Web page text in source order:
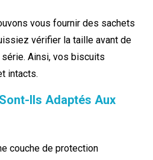
vous fournir des sachets
vérifier la taille avant de
Ainsi, vos biscuits
intacts.
Ils Adaptés Aux
couche de protection